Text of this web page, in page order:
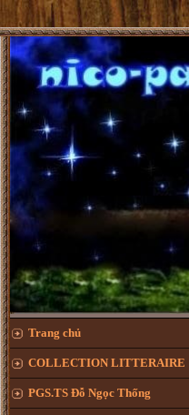
Trang chủ
COLLECTION LITTERAIRE
PGS.TS Đỗ Ngọc Thống